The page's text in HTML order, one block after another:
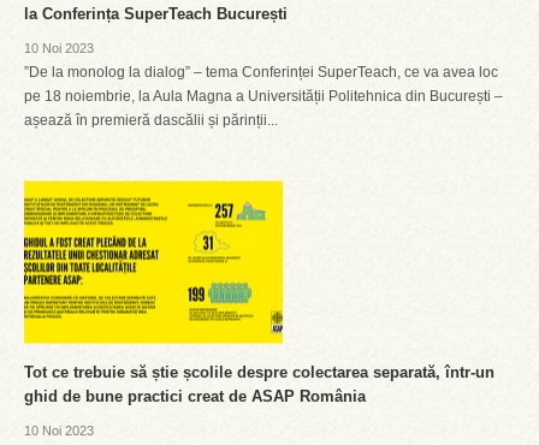
la Conferința SuperTeach București
10 Noi 2023
”De la monolog la dialog” – tema Conferinței SuperTeach, ce va avea loc
pe 18 noiembrie, la Aula Magna a Universității Politehnica din București –
așează în premieră dascălii și părinții...
Tot ce trebuie să știe școlile despre colectarea separată, într-un
ghid de bune practici creat de ASAP România
10 Noi 2023